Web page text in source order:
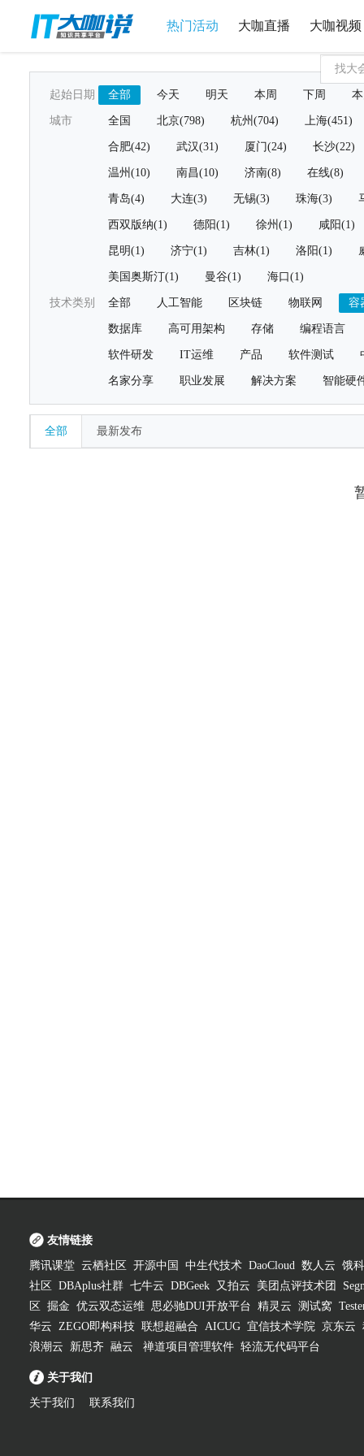
热门活动 大咖直播 大咖视频
起始日期 全部 今天 明天 本周 下周
城市 全国 北京(798) 杭州(704) 上海(451)
合肥(42) 武汉(31) 厦门(24) 长沙(22)
温州(10) 南昌(10) 济南(8) 在线(8)
青岛(4) 大连(3) 无锡(3) 珠海(3)
西双版纳(1) 德阳(1) 徐州(1) 咸阳(1)
昆明(1) 济宁(1) 吉林(1) 洛阳(1)
美国奥斯汀(1) 曼谷(1) 海口(1)
技术类别 全部 人工智能 区块链 物联网 容
数据库 高可用架构 存储 编程语言
软件研发 IT运维 产品 软件测试
名家分享 职业发展 解决方案 智能硬
全部 最新发布
友情链接
腾讯课堂 云栖社区 开源中国 中生代技术 DaoCloud 数人云 饿
社区
DBAplus社群 七牛云 DBGeek 又拍云 美团点评技术团
区
掘金 优云双态运维 思必驰DUI开放平台 精灵云 测试窝
华云 ZEGO即构科技 联想超融合 AICUG 宜信技术学院 京东云
浪潮云
新思齐 融云 禅道项目管理软件 轻流无代码平台
关于我们
关于我们 联系我们